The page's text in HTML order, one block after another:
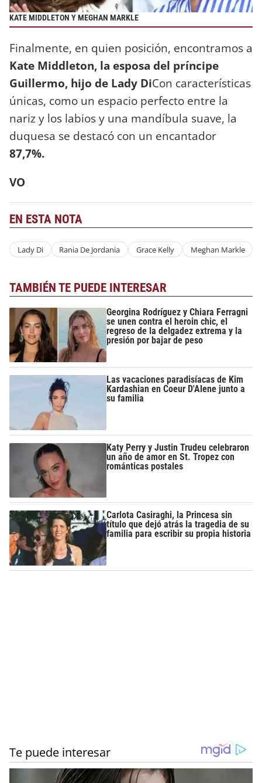
KATE MIDDLETON Y MEGHAN MARKLE
Finalmente, en quien posición, encontramos a
Kate Middleton, la esposa del príncipe
Guillermo, hijo de Lady DiCon características
únicas, como un espacio perfecto entre la
nariz y los labios y una mandíbula suave, la
duquesa se destacó con un encantador
87,7%.
VO
EN ESTA NOTA
Lady Di Rania De Jordania Grace Kelly Meghan Markle
TAMBIÉN TE PUEDE INTERESAR
Georgina Rodríguez y Chiara Ferragni
se unen contra el heroin chic, el
regreso de la delgadez extrema y la
presión por bajar de peso
Las vacaciones paradisíacas de Kim
Kardashian en Coeur D'Alene junto a
su familia
Katy Perry y Justin Trudeu celebraron
un año de amor en St. Tropez con
románticas postales
Carlota Casiraghi, la Princesa sin
título que dejó atrás la tragedia de su
familia para escribir su propia historia